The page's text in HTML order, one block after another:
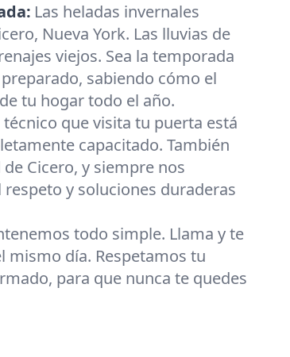
Las heladas invernales
Nueva York. Las lluvias de
viejos. Sea la temporada
sabiendo cómo el
tu hogar todo el año.
técnico que visita tu puerta está
capacitado. También
Cicero, y siempre nos
y soluciones duraderas
todo simple. Llama y te
día. Respetamos tu
para que nunca te quedes